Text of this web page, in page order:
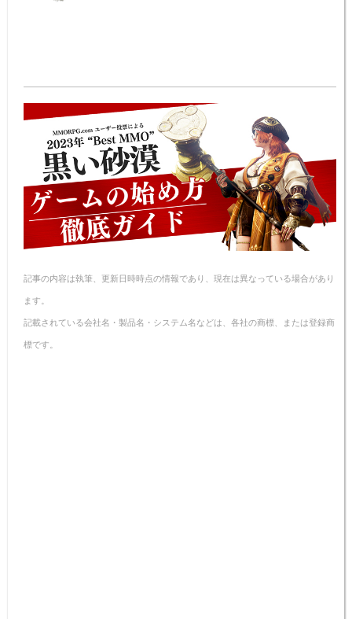
記事の内容は執筆、更新日時時点の情報であり、現在は異なっている場合があり
ます。
記載されている会社名・製品名・システム名などは、各社の商標、または登録商
標です。